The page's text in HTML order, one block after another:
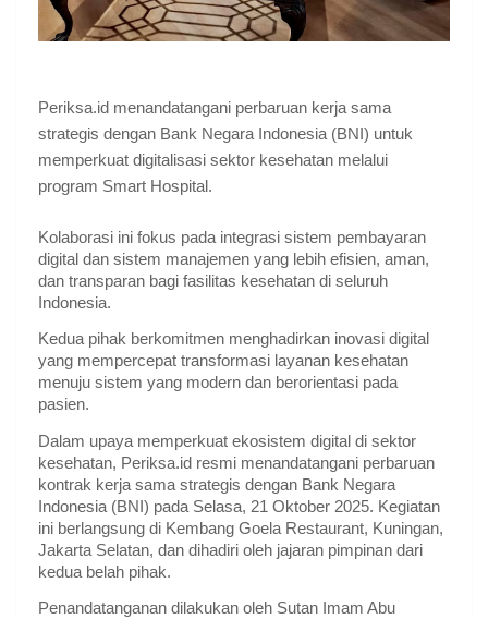
Periksa.id menandatangani perbaruan kerja sama
strategis dengan Bank Negara Indonesia (BNI) untuk
memperkuat digitalisasi sektor kesehatan melalui
program Smart Hospital.
Kolaborasi ini fokus pada integrasi sistem pembayaran
digital dan sistem manajemen yang lebih efisien, aman,
dan transparan bagi fasilitas kesehatan di seluruh
Indonesia.
Kedua pihak berkomitmen menghadirkan inovasi digital
yang mempercepat transformasi layanan kesehatan
menuju sistem yang modern dan berorientasi pada
pasien.
Dalam upaya memperkuat ekosistem digital di sektor
kesehatan, Periksa.id resmi menandatangani perbaruan
kontrak kerja sama strategis dengan Bank Negara
Indonesia (BNI) pada Selasa, 21 Oktober 2025. Kegiatan
ini berlangsung di Kembang Goela Restaurant, Kuningan,
Jakarta Selatan, dan dihadiri oleh jajaran pimpinan dari
kedua belah pihak.
Penandatanganan dilakukan oleh Sutan Imam Abu